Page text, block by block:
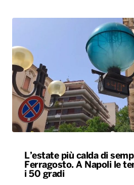
L’estate più calda di
Ferragosto. A Napoli le
i 50 gradi